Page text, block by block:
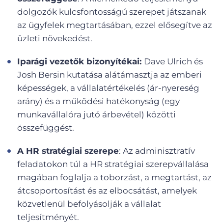
dolgozók kulcsfontosságú szerepet játszanak
az ügyfelek megtartásában, ezzel elősegítve az
üzleti növekedést.
Iparági vezetők bizonyítékai: Dave Ulrich és
Josh Bersin kutatása alátámasztja az emberi
képességek, a vállalatértékelés (ár-nyereség
arány) és a működési hatékonyság (egy
munkavállalóra jutó árbevétel) közötti
összefüggést.
A HR stratégiai szerepe: Az adminisztratív
feladatokon túl a HR stratégiai szerepvállalása
magában foglalja a toborzást, a megtartást, az
átcsoportosítást és az elbocsátást, amelyek
közvetlenül befolyásolják a vállalat
teljesítményét.